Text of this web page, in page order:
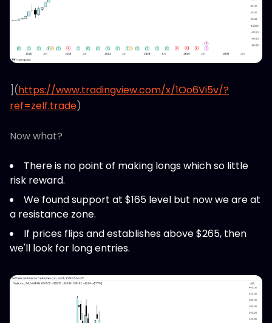
](https://www.tradingview.com/x/1Oo6Vi5v/?
ref=zelf.trade)
Now what?
There is no point of making longs which so little
risk reward.
We found support at $165 level but now we are at
a resistance zone.
If prices flips and establishes above $265, then
we'll look for long entries.